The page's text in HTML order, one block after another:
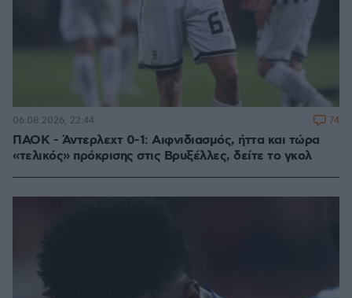
ΠΑΟΚ - Άντερλεχτ 0-1: Αιφνιδιασμός, ήττα και τώρα
«τελικός» πρόκρισης στις Βρυξέλλες, δείτε το γκολ
06.08.2026, 22:44 74